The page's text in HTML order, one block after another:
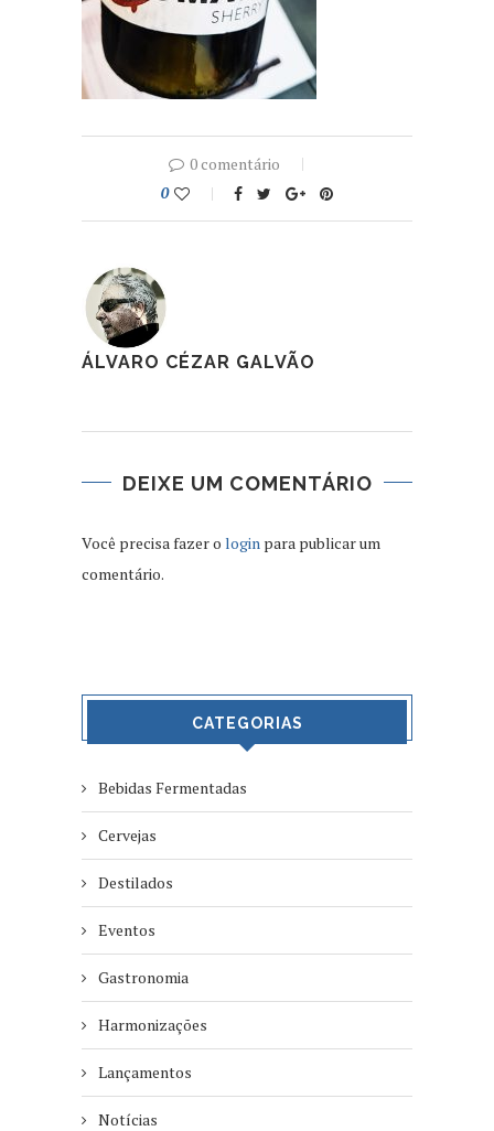
0 comentário
0
ÁLVARO CÉZAR GALVÃO
DEIXE UM COMENTÁRIO
Você precisa fazer o login para publicar um
comentário.
CATEGORIAS
Bebidas Fermentadas
Cervejas
Destilados
Eventos
Gastronomia
Harmonizações
Lançamentos
Notícias